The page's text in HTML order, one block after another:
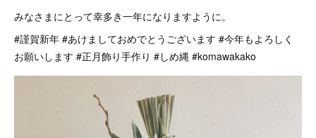
みなさまにとって幸多き一年になりますように。
#謹賀新年 #あけましておめでとうございます #今年もよろしく
お願いします #正月飾り手作り #しめ縄 #komawakako